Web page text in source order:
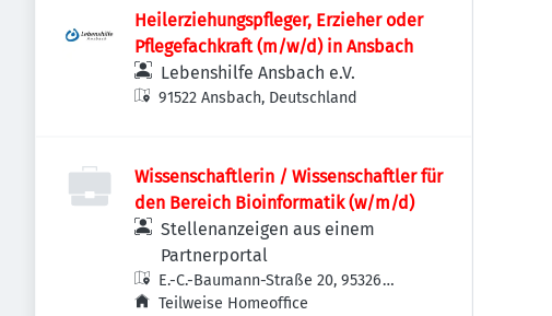
Heilerziehungspfleger, Erzieher oder
Pflegefachkraft (m/w/d) in Ansbach
Lebenshilfe Ansbach e.V.
91522 Ansbach, Deutschland
Wissenschaftlerin / Wissenschaftler für
den Bereich Bioinformatik (w/m/d)
Stellenanzeigen aus einem
Partnerportal
E.-C.-Baumann-Straße 20, 95326
Kulmbach, Deutschland
Teilweise Homeoffice